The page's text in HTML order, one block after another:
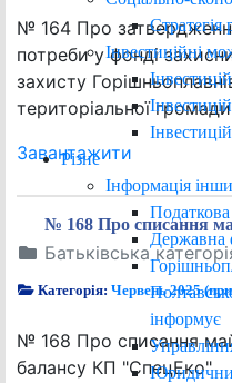
Стратегія
Інвестиційні
Різне
Інформація
Державна
інформує
№ 164 Про
потреби у фонді
захисту
територіальної громади
Завантажити
№ 168 Про списання
Батьківська
Категорія:Червень 2025
№ 168 Про списання
балансу КП "СпецЕко"